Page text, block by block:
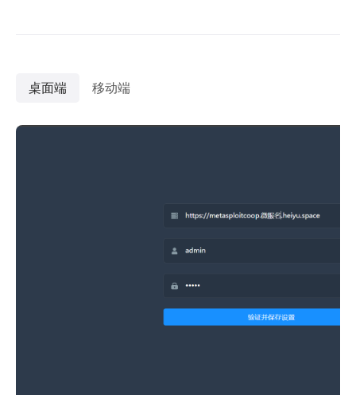
桌面端 移动端